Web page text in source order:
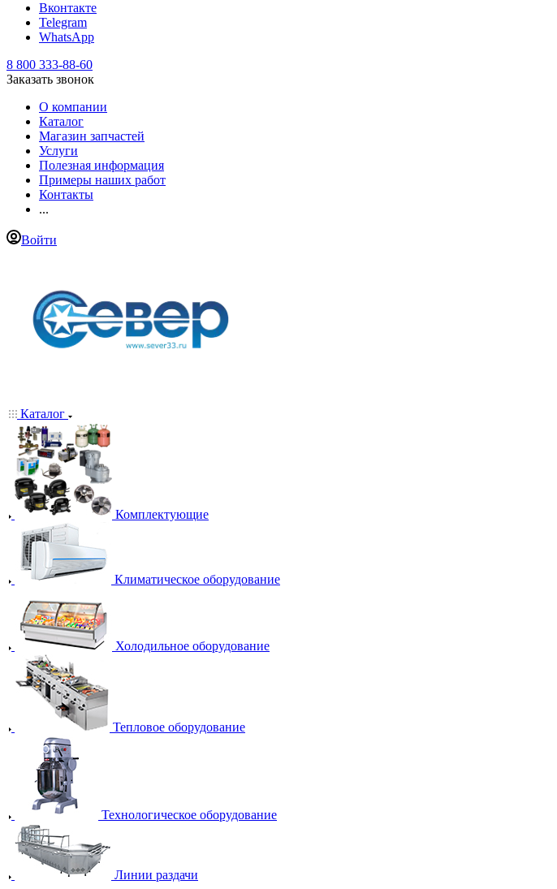
Вконтакте
Telegram
WhatsApp
8 800 333-88-60
Заказать звонок
О компании
Каталог
Магазин запчастей
Услуги
Полезная информация
Примеры наших работ
Контакты
...
Войти
Каталог
Комплектующие
Климатическое оборудование
Холодильное оборудование
Тепловое оборудование
Технологическое оборудование
Линии раздачи